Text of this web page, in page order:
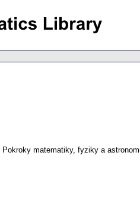
Pokroky matematiky, fyziky a